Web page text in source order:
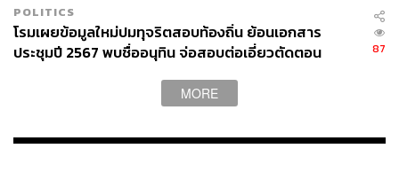
POLITICS
โรมเผยข้อมูลใหม่ปมทุจริตสอบท้องถิ่น ย้อนเอกสาร
ประชุมปี 2567 พบชื่ออนุทิน จ่อสอบต่อเอี่ยวตัดตอน
87
MORE